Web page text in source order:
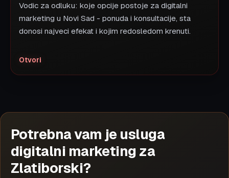
Vodic za odluku: koje opcije postoje za digitalni
marketing u Novi Sad - ponuda i konsultacije, sta
donosi najveci efekat i kojim redosledom krenuti.
Otvori
Potrebna vam je usluga
digitalni marketing za
Zlatiborski?